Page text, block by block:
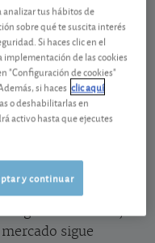
de los sectores
entre caídas
negocio.
preocuparse por
por la
forma precipitada.
altos pueden
algunos sectores,
sigue
analizar tus hábitos de
sobre qué te suscita interés
Si haces clic en el
implementación de las cookies
"Configuración de cookies"
si haces clic aquí
o deshabilitarlas en
activo hasta que ejecutes
y continuar